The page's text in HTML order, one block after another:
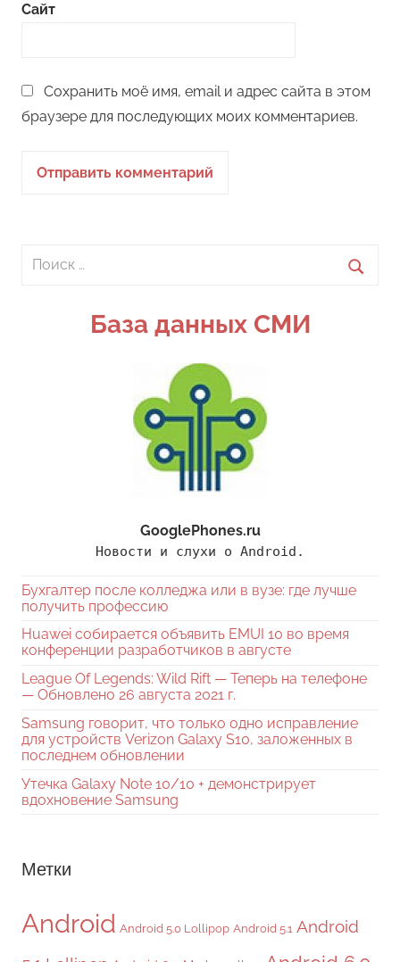
Сайт
Сохранить моё имя, email и адрес сайта в этом
браузере для последующих моих комментариев.
Поиск
База данных СМИ
GooglePhones.ru
Новости и слухи о Android.
Бухгалтер после колледжа или в вузе: где лучше
получить профессию
Huawei собирается объявить EMUI 10 во время
конференции разработчиков в августе
League Of Legends: Wild Rift — Теперь на телефоне
— Обновлено 26 августа 2021 г.
Samsung говорит, что только одно исправление
для устройств Verizon Galaxy S10, заложенных в
последнем обновлении
Утечка Galaxy Note 10/10 + демонстрирует
вдохновение Samsung
Метки
Android Android 5.0 Lollipop Android 5.1 Android